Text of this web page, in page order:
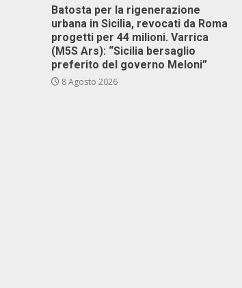
Batosta per la rigenerazione
urbana in Sicilia, revocati da Roma
progetti per 44 milioni. Varrica
(M5S Ars): “Sicilia bersaglio
preferito del governo Meloni”
8 Agosto 2026